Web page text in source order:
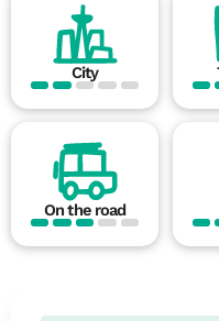
City
On the road